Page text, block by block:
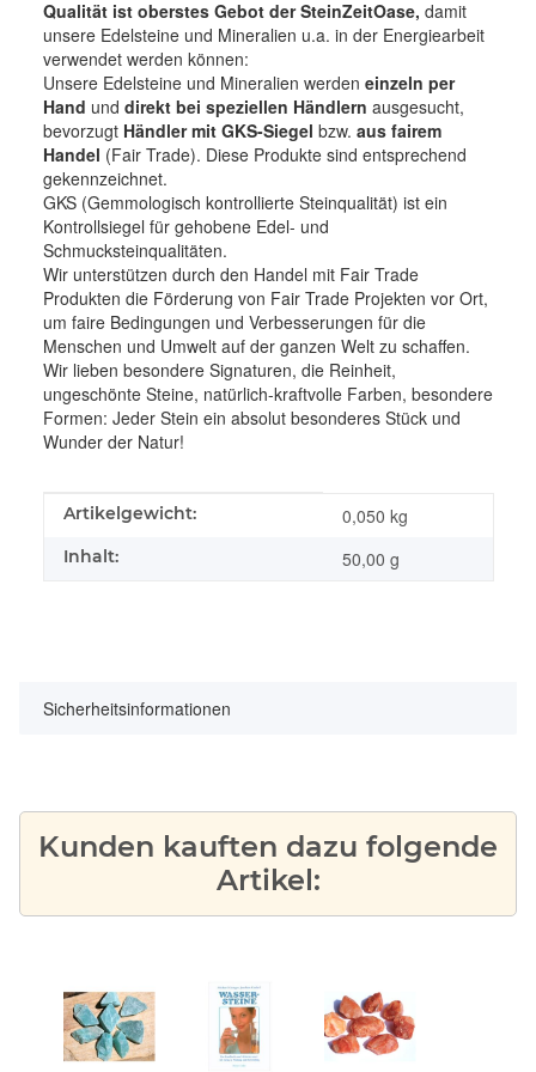
Qualität ist oberstes Gebot der SteinZeitOase, damit
unsere Edelsteine und Mineralien u.a. in der Energiearbeit
verwendet werden können:
Unsere Edelsteine und Mineralien werden einzeln per
Hand und direkt bei speziellen Händlern ausgesucht,
bevorzugt Händler mit GKS-Siegel bzw. aus fairem
Handel (Fair Trade). Diese Produkte sind entsprechend
gekennzeichnet.
GKS (Gemmologisch kontrollierte Steinqualität) ist ein
Kontrollsiegel für gehobene Edel- und
Schmucksteinqualitäten.
Wir unterstützen durch den Handel mit Fair Trade
Produkten die Förderung von Fair Trade Projekten vor Ort,
um faire Bedingungen und Verbesserungen für die
Menschen und Umwelt auf der ganzen Welt zu schaffen.
Wir lieben besondere Signaturen, die Reinheit,
ungeschönte Steine, natürlich-kraftvolle Farben, besondere
Formen: Jeder Stein ein absolut besonderes Stück und
Wunder der Natur!
Produkteigenschaft
Wert
Artikelgewicht: 0,050 kg
Inhalt: 50,00 g
Sicherheitsinformationen
Kunden kauften dazu folgende
Artikel: